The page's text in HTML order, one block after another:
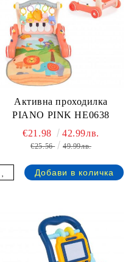
Активна проходилка
PIANO PINK HE0638
€21.98 42.99лв.
€25.56 49.99лв.